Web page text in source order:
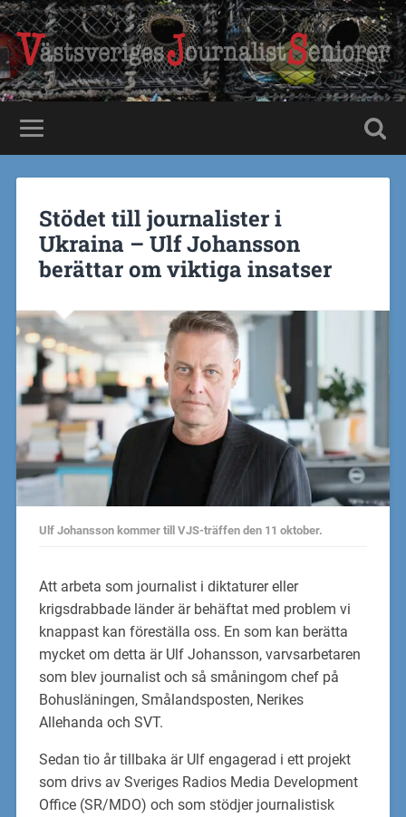
Stödet till journalister i
Ukraina – Ulf Johansson
berättar om viktiga insatser
Ulf Johansson kommer till VJS-träffen den 11 oktober.
Att arbeta som journalist i diktaturer eller
krigsdrabbade länder är behäftat med problem vi
knappast kan föreställa oss. En som kan berätta
mycket om detta är Ulf Johansson, varvsarbetaren
som blev journalist och så småningom chef på
Bohusläningen, Smålandsposten, Nerikes
Allehanda och SVT.
Sedan tio år tillbaka är Ulf engagerad i ett projekt
som drivs av Sveriges Radios Media Development
Office (SR/MDO) och som stödjer journalistisk